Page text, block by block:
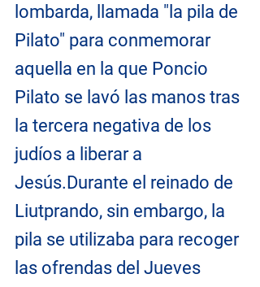
lombarda, llamada "la pila de
Pilato" para conmemorar
aquella en la que Poncio
Pilato se lavó las manos tras
la tercera negativa de los
judíos a liberar a
Jesús.Durante el reinado de
Liutprando, sin embargo, la
pila se utilizaba para recoger
las ofrendas del Jueves